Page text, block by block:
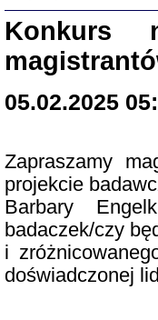
Konkurs
05.02.2025
Zapraszamy
projekcie
Barbary
badaczek/czy
i
doświadczonej